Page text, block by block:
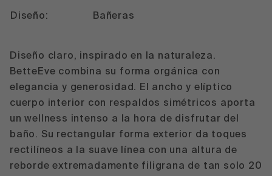
Diseño: Bañeras
Diseño claro, inspirado en la naturaleza.
BetteEve combina su forma orgánica con
elegancia y generosidad. El ancho y elíptico
cuerpo interior con respaldos simétricos aporta
un wellness intenso a la hora de disfrutar del
baño. Su rectangular forma exterior da toques
rectilíneos a la suave línea con una altura de
reborde extremadamente filigrana de tan solo 20